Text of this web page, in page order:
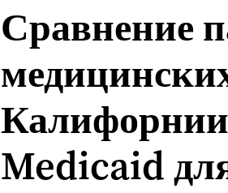
Сравнение
Калифорнии
Medicaid